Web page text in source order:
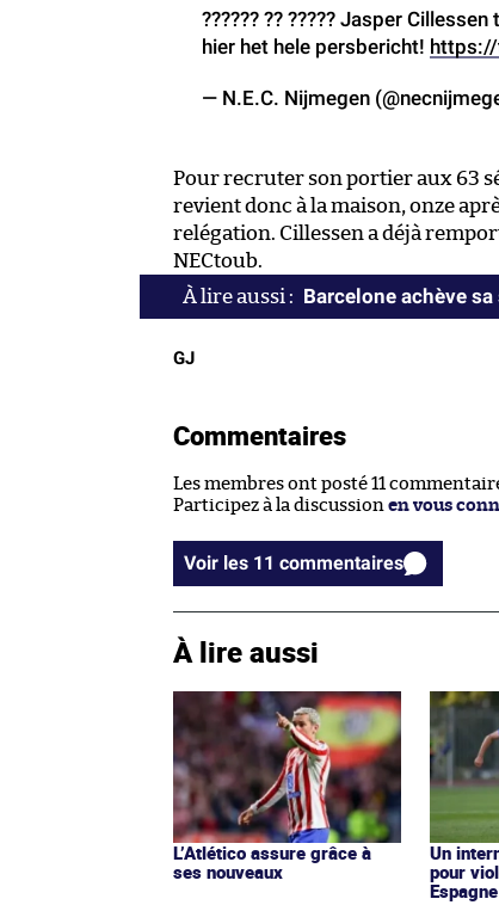
?????? ?? ????? Jasper
hier het hele persbericht! https://
— N.E.C. Nijmegen
Pour recruter son portier aux 63
revient donc à la maison, onze
relégation. Cillessen a déjà
NECtoub.
Barcelone achève
GJ
Commentaires
Les membres ont posté 11
Participez à la discussion en vous
Voir les 11 commentaires
À lire aussi
L’Atlético assure grâce à
ses nouveaux
Un
pour
Espagne